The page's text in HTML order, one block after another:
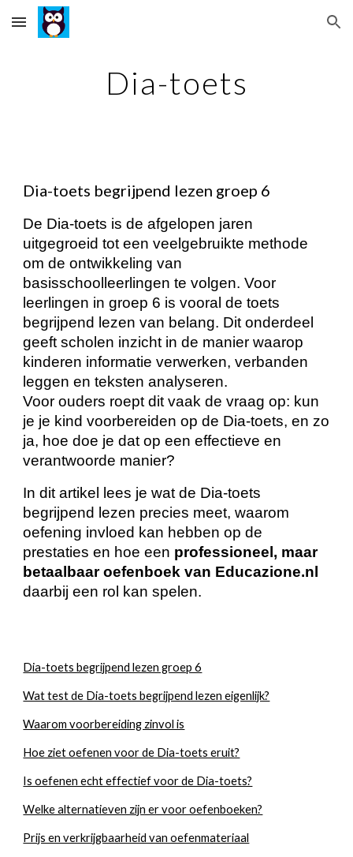
Skip to main content Skip to navigation
Dia-toets
Dia-toets begrijpend lezen groep 6
De Dia-toets is de afgelopen jaren
uitgegroeid tot een veelgebruikte methode
om de ontwikkeling van
basisschoolleerlingen te volgen. Voor
leerlingen in groep 6 is vooral de toets
begrijpend lezen van belang. Dit onderdeel
geeft scholen inzicht in de manier waarop
kinderen informatie verwerken, verbanden
leggen en teksten analyseren.
Voor ouders roept dit vaak de vraag op: kun
je je kind voorbereiden op de Dia-toets, en zo
ja, hoe doe je dat op een effectieve en
verantwoorde manier?
In dit artikel lees je wat de Dia-toets
begrijpend lezen precies meet, waarom
oefening invloed kan hebben op de
prestaties en hoe een professioneel, maar
betaalbaar oefenboek van Educazione.nl
daarbij een rol kan spelen.
Dia-toets begrijpend lezen groep 6
Wat test de Dia-toets begrijpend lezen eigenlijk?
Waarom voorbereiding zinvol is
Hoe ziet oefenen voor de Dia-toets eruit?
Is oefenen echt effectief voor de Dia-toets?
Welke alternatieven zijn er voor oefenboeken?
Prijs en verkrijgbaarheid van oefenmateriaal